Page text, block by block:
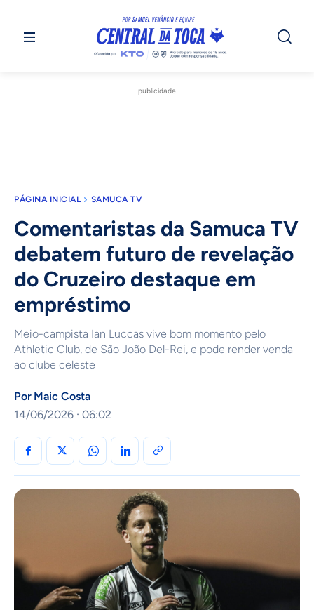
publicidade
PÁGINA INICIAL SAMUCA TV
Comentaristas da Samuca TV
debatem futuro de revelação
do Cruzeiro destaque em
empréstimo
Meio-campista Ian Luccas vive bom momento pelo
Athletic Club, de São João Del-Rei, e pode render venda
ao clube celeste
Por Maic Costa
14/06/2026 · 06:02